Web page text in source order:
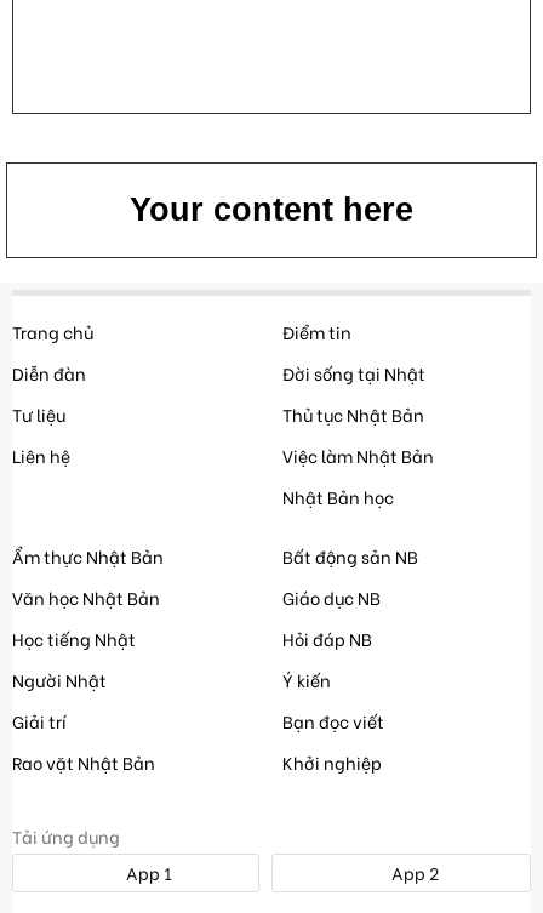
Your content here
Trang chủ
Diễn đàn
Tư liệu
Liên hệ
Điểm tin
Đời sống tại Nhật
Thủ tục Nhật Bản
Việc làm Nhật Bản
Nhật Bản học
Ẩm thực Nhật Bản
Văn học Nhật Bản
Học tiếng Nhật
Người Nhật
Giải trí
Rao vặt Nhật Bản
Bất động sản NB
Giáo dục NB
Hỏi đáp NB
Ý kiến
Bạn đọc viết
Khởi nghiệp
Tải ứng dụng
App 1
App 2